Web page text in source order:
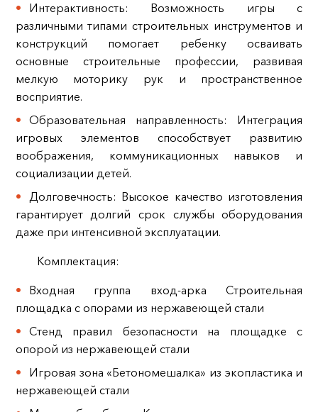
Интерактивность: Возможность игры с
различными типами строительных инструментов и
конструкций помогает ребенку осваивать
основные строительные профессии, развивая
мелкую моторику рук и пространственное
восприятие.
Образовательная направленность: Интеграция
игровых элементов способствует развитию
воображения, коммуникационных навыков и
социализации детей.
Долговечность: Высокое качество изготовления
гарантирует долгий срок службы оборудования
даже при интенсивной эксплуатации.
Комплектация:
Входная группа вход-арка Строительная
площадка с опорами из нержавеющей стали
Стенд правил безопасности на площадке с
опорой из нержавеющей стали
Игровая зона «Бетономешалка» из экопластика и
нержавеющей стали